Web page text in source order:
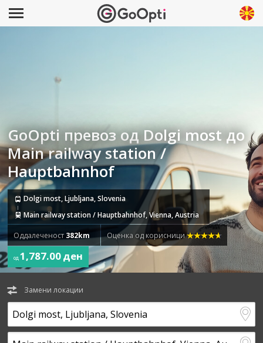
GoOpti превоз од Dolgi most до
Main railway station /
Hauptbahnhof
Dolgi most, Ljubljana, Slovenia
Main railway station / Hauptbahnhof, Vienna, Austria
Оддалеченост 382km Оценка од корисници
од 1,787.00 ден
Замени локации